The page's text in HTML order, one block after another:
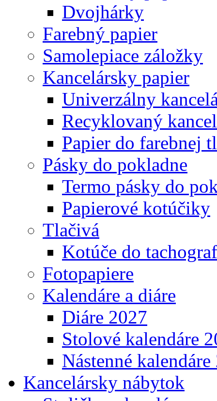
Dvojhárky
Farebný papier
Samolepiace záložky
Kancelársky papier
Univerzálny
Recyklovaný
Papier do farebnej
Pásky do pokladne
Termo pásky do
Papierové kotúčiky
Tlačivá
Kotúče do
Fotopapiere
Kalendáre a diáre
Diáre 2027
Stolové kalendáre
Nástenné
Kancelársky nábytok